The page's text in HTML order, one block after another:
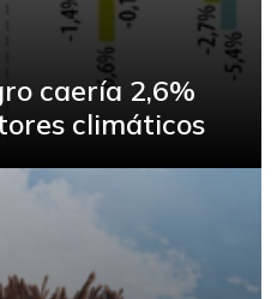
caería 2,6%
climáticos